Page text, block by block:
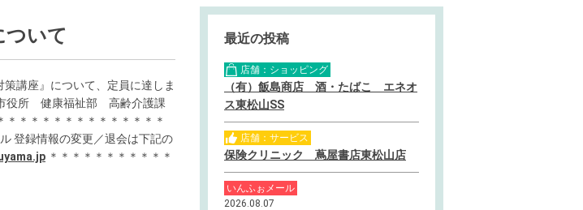
ついて
講座』について、定員に達しま
市役所 健康福祉部 高齢介護課
＊＊＊＊＊＊＊＊＊＊＊＊＊
登録情報の変更／退会は下記の
＊＊＊＊＊＊＊＊＊＊＊
最近の投稿
店舗：ショッピング
（有）飯島商店 酒・たばこ エネオ
ス東松山SS
店舗：サービス
保険クリニック 蔦屋書店東松山店
いんふぉメール
2026.08.07